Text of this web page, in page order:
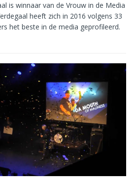
is winnaar van de Vrouw in de Media
heeft zich in 2016 volgens 33
het beste in de media geprofileerd.